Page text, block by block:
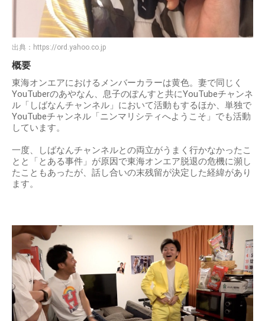
出典： https://ord.yahoo.co.jp
概要
東海オンエアにおけるメンバーカラーは黄色。妻で同じく
YouTuberのあやなん、息子のぽんすと共にYouTubeチャンネ
ル「しばなんチャンネル」において活動もするほか、単独で
YouTubeチャンネル「ニンマリシティへようこそ」でも活動
しています。
一度、しばなんチャンネルとの両立がうまく行かなかったこ
とと「とある事件」が原因で東海オンエア脱退の危機に瀕し
たこともあったが、話し合いの末残留が決定した経緯があり
ます。